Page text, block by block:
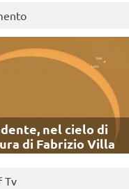
nel cielo di
di Fabrizio Villa
Tv